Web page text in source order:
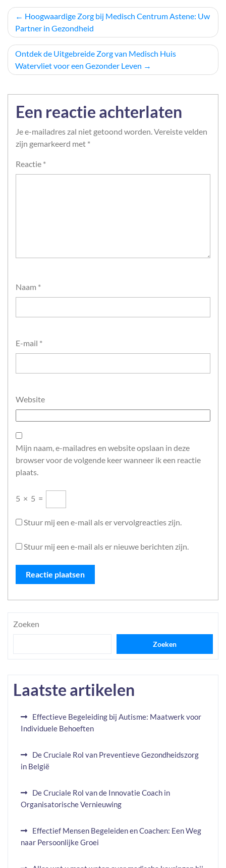
Berichtnavigatie
Hoogwaardige Zorg bij Medisch Centrum Astene: Uw
Partner in Gezondheid
Ontdek de Uitgebreide Zorg van Medisch Huis
Watervliet voor een Gezonder Leven
Een reactie achterlaten
Je e-mailadres zal niet getoond worden.Vereiste velden
zijn gemarkeerd met *
Reactie *
Naam *
E-mail *
Website
Mijn naam, e-mailadres en website opslaan in deze
browser voor de volgende keer wanneer ik een reactie
plaats.
5 × 5 =
Stuur mij een e-mail als er vervolgreacties zijn.
Stuur mij een e-mail als er nieuwe berichten zijn.
Zoeken
Zoeken
Laatste artikelen
Effectieve Begeleiding bij Autisme: Maatwerk voor
Individuele Behoeften
De Cruciale Rol van Preventieve Gezondheidszorg
in België
De Cruciale Rol van de Innovatie Coach in
Organisatorische Vernieuwing
Effectief Mensen Begeleiden en Coachen: Een Weg
naar Persoonlijke Groei